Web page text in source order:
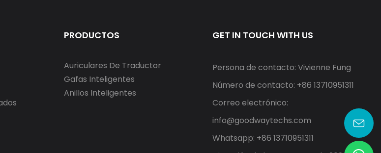
PRODUCTOS
Auriculares De Traductor
Gafas Inteligentes
Anillos Inteligentes
GET IN TOUCH WITH US
Persona de contacto: Vivienne Fung
Número de contacto: +86 13710951311
Correo electrónico:
info@goodwaytechs.com
Whatsapp: +86 13710951311